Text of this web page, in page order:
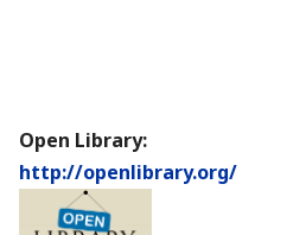
Open Library:
http://openlibrary.org/